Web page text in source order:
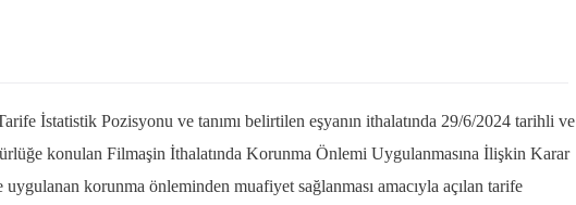
İstatistik Pozisyonu ve tanımı belirtilen eşyanın ithalatında 29/6/2024 tarihli ve
konulan Filmaşin İthalatında Korunma Önlemi Uygulanmasına İlişkin Karar
korunma önleminden muafiyet sağlanması amacıyla açılan tarife